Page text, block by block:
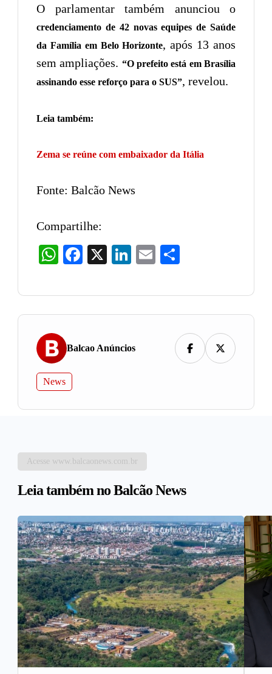
O parlamentar também anunciou o
credenciamento de 42 novas equipes de Saúde
da Família em Belo Horizonte, após 13 anos
sem ampliações. “O prefeito está em Brasília
assinando esse reforço para o SUS”, revelou.
Leia também:
Zema se reúne com embaixador da Itália
Fonte: Balcão News
Compartilhe:
WhatsAppFacebook LinkedIn
Email
Balcao Anúncios
News
Acesse www.balcaonews.com.br
Leia também no Balcão News